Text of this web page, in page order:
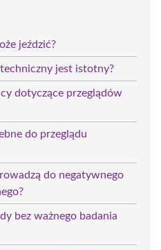
jeździć?
jest istotny?
dotyczące przeglądów
do przeglądu
do negatywnego
bez ważnego badania